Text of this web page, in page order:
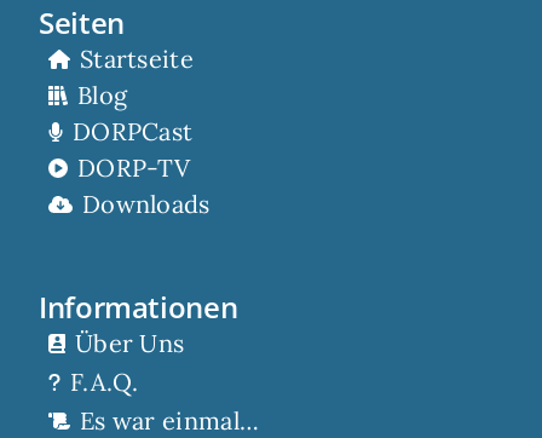
Seiten
Startseite
Blog
DORPCast
DORP-TV
Downloads
Informationen
Über Uns
F.A.Q.
Es war einmal…